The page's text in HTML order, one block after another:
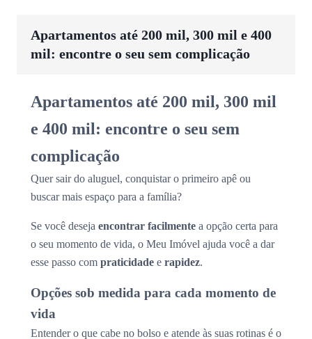
Apartamentos até 200 mil, 300 mil e 400
mil: encontre o seu sem complicação
Apartamentos até 200 mil, 300 mil
e 400 mil: encontre o seu sem
complicação
Quer sair do aluguel, conquistar o primeiro apê ou
buscar mais espaço para a família?
Se você deseja encontrar facilmente a opção certa para
o seu momento de vida, o Meu Imóvel ajuda você a dar
esse passo com praticidade e rapidez.
Opções sob medida para cada momento de
vida
Entender o que cabe no bolso e atende às suas rotinas é o